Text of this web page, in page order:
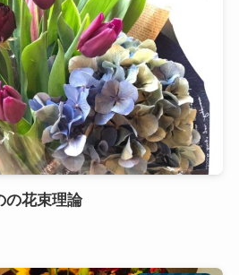
の花束理論